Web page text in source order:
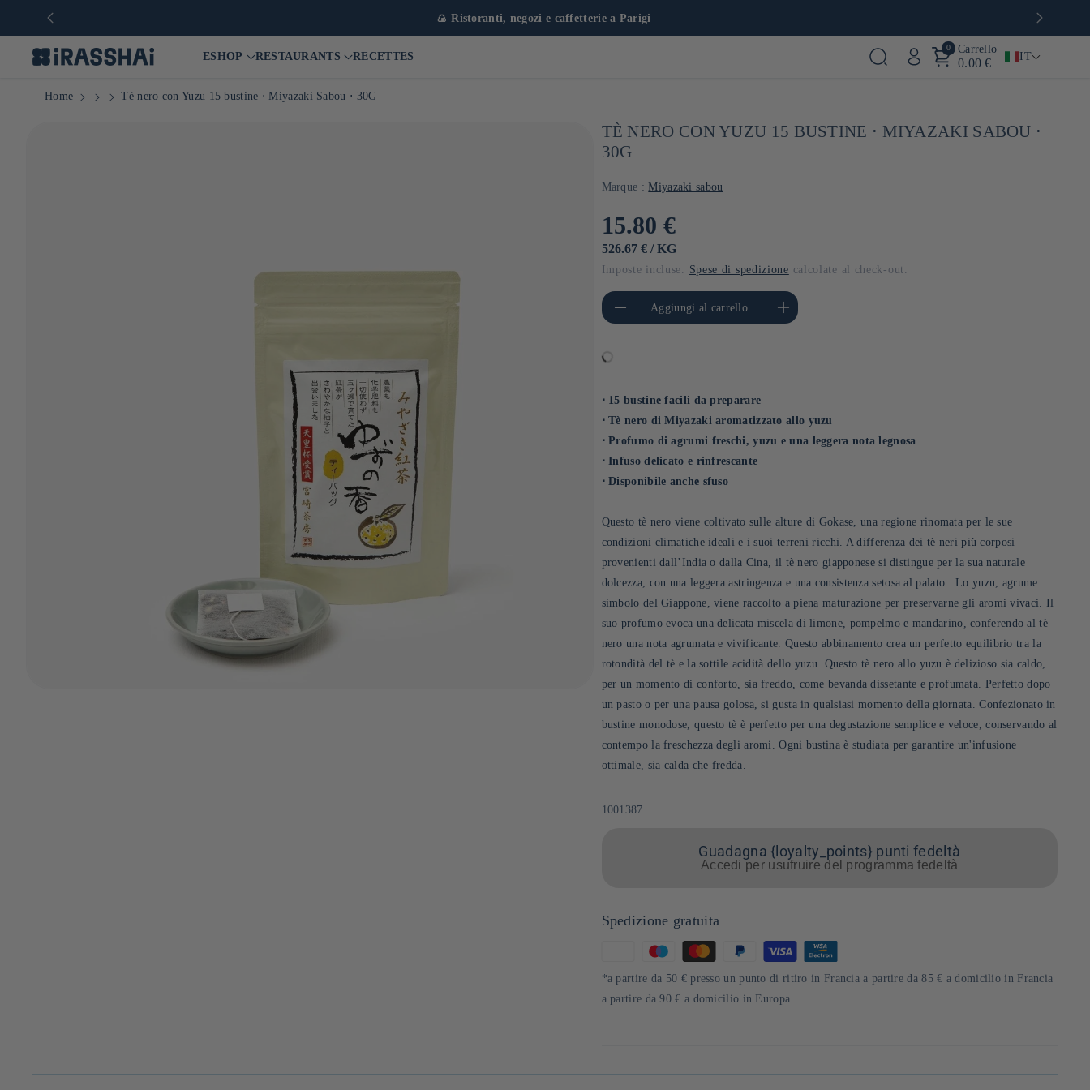
🍙 Ristoranti, negozi e caffetterie a Parigi
ESHOP RESTAURANTS RECETTES
0 Carrello
0.00 € IT
Home Tè nero con Yuzu 15 bustine ⋅ Miyazaki Sabou ⋅ 30G
TÈ NERO CON YUZU 15 BUSTINE ⋅ MIYAZAKI SABOU ⋅
30G
Marque : Miyazaki sabou
Prezzo
di
listino
15.80 €
PREZZO
526.67 € / PER
KG
Imposte incluse. Spese di spedizione calcolate al check-out.
Diminuisci quantità per Default
Title
Aggiungi al carrello
Aumenta quantità per Default
Title
⋅ 15 bustine facili da preparare
⋅ Tè nero di Miyazaki aromatizzato allo yuzu
⋅ Profumo di agrumi freschi, yuzu e una leggera nota legnosa
⋅ Infuso delicato e rinfrescante
⋅ Disponibile anche sfuso
Questo tè nero viene coltivato sulle alture di Gokase, una regione rinomata per le sue
condizioni climatiche ideali e i suoi terreni ricchi. A differenza dei tè neri più corposi
provenienti dall’India o dalla Cina, il tè nero giapponese si distingue per la sua naturale
dolcezza, con una leggera astringenza e una consistenza setosa al palato. Lo yuzu, agrume
simbolo del Giappone, viene raccolto a piena maturazione per preservarne gli aromi vivaci. Il
suo profumo evoca una delicata miscela di limone, pompelmo e mandarino, conferendo al tè
nero una nota agrumata e vivificante. Questo abbinamento crea un perfetto equilibrio tra la
rotondità del tè e la sottile acidità dello yuzu. Questo tè nero allo yuzu è delizioso sia caldo,
per un momento di conforto, sia freddo, come bevanda dissetante e profumata. Perfetto dopo
un pasto o per una pausa golosa, si gusta in qualsiasi momento della giornata. Confezionato in
bustine monodose, questo tè è perfetto per una degustazione semplice e veloce, conservando al
contempo la freschezza degli aromi. Ogni bustina è studiata per garantire un'infusione
ottimale, sia calda che fredda.
SKU:
1001387
Guadagna {loyalty_points} punti fedeltà
Accedi per usufruire del programma fedeltà
Spedizione gratuita
di
pagamento
*a partire da 50 € presso un punto di ritiro in Francia a partire da 85 € a domicilio in Francia
a partire da 90 € a domicilio in Europa